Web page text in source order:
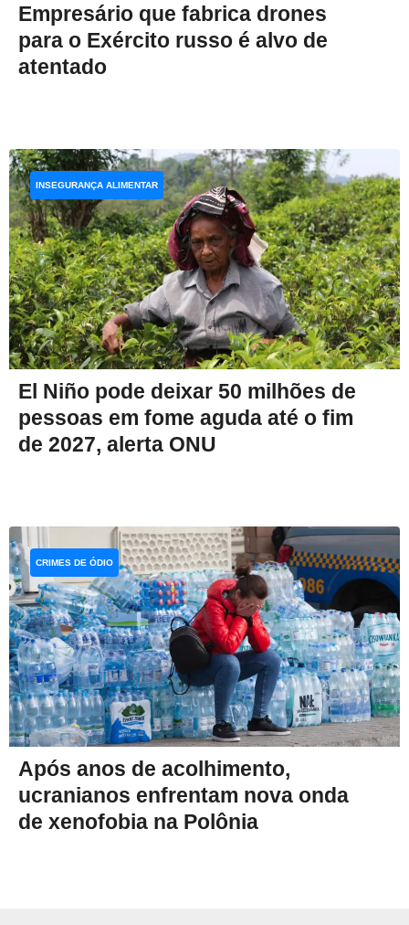
Empresário que fabrica drones
para o Exército russo é alvo de
atentado
El Niño pode deixar 50 milhões de
pessoas em fome aguda até o fim
de 2027, alerta ONU
INSEGURANÇA ALIMENTAR
Após anos de acolhimento,
ucranianos enfrentam nova onda
de xenofobia na Polônia
CRIMES DE ÓDIO